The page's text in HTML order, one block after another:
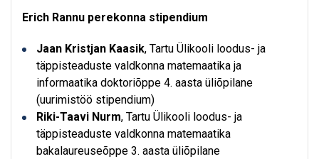
Erich Rannu perekonna stipendium
Jaan Kristjan Kaasik, Tartu Ülikooli loodus- ja
täppisteaduste valdkonna matemaatika ja
informaatika doktoriõppe 4. aasta üliõpilane
(uurimistöö stipendium)
Riki-Taavi Nurm, Tartu Ülikooli loodus- ja
täppisteaduste valdkonna matemaatika
bakalaureuseõppe 3. aasta üliõpilane